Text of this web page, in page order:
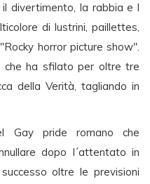
divertimento, la rabbia e l
di lustrini, paillettes,
horror picture show".
che ha sfilato per oltre tre
della Verità, tagliando in
Gay pride romano che
dopo l´attentato in
oltre le previsioni